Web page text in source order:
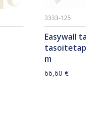
Easywall
m
3333-125
66,60 €